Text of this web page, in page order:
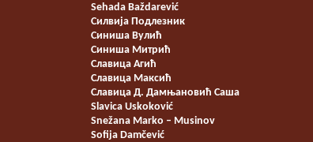
Sehada Baždarević
Силвија Подлезник
Синиша Вулић
Синиша Митрић
Славица Агић
Славица Максић
Славица Д. Дамњановић Саша
Slavica Uskoković
Snežana Marko – Musinov
Sofija Damčević